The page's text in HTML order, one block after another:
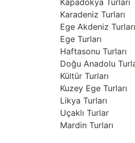
Kapadokya Turları
Karadeniz Turları
Ege Akdeniz Turları
Ege Turları
Haftasonu Turları
Doğu Anadolu
Kültür Turları
Kuzey Ege Turları
Likya Turları
Uçaklı Turlar
Mardin Turları